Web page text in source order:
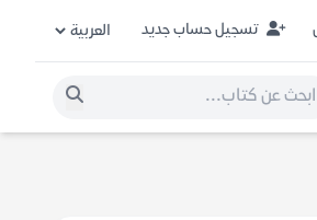
تسجيل حساب جديد